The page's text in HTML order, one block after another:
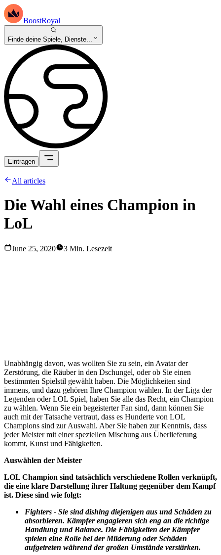
BoostRoyal
Finde deine Spiele, Dienste...
Eintragen
All articles
Die Wahl eines Champion in
LoL
June 25, 2020 3 Min. Lesezeit
Unabhängig davon, was wollten Sie zu sein, ein Avatar der
Zerstörung, die Räuber in den Dschungel, oder ob Sie einen
bestimmten Spielstil gewählt haben. Die Möglichkeiten sind
immens, und dazu gehören Ihre Champion wählen. In der Liga der
Legenden oder LOL Spiel, haben Sie alle das Recht, ein Champion
zu wählen. Wenn Sie ein begeisterter Fan sind, dann können Sie
auch mit der Tatsache vertraut, dass es Hunderte von LOL
Champions sind zur Auswahl. Aber Sie haben zur Kenntnis, dass
jeder Meister mit einer speziellen Mischung aus Überlieferung
kommt, Kunst und Fähigkeiten.
Auswählen der Meister
LOL Champion sind tatsächlich verschiedene Rollen verknüpft,
die eine klare Darstellung ihrer Haltung gegenüber dem Kampf
ist. Diese sind wie folgt:
Fighters - Sie sind dishing diejenigen aus und Schäden zu
absorbieren. Kämpfer engagieren sich eng an die richtige
Handlung und Balance. Die Fähigkeiten der Kämpfer
spielen eine Rolle bei der Milderung oder Schäden
aufgetreten während der großen Umstände verstärken.